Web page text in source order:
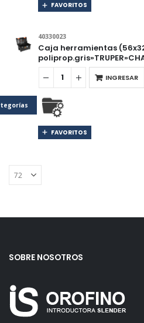
FAVORITOS
40330023
Caja herramientas
INGRESAR
FAVORITOS
SOBRE NOSOTROS